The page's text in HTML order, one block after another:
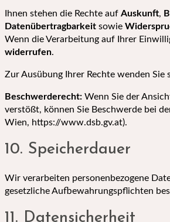
Ihnen stehen die Rechte auf Auskunft,
Datenübertragbarkeit sowie
Wenn die Verarbeitung auf Ihrer
widerrufen.
Zur Ausübung Ihrer Rechte wenden
Beschwerderecht: Wenn Sie der
verstößt, können Sie Beschwerde bei
Wien, https://www.dsb.gv.at).
10. Speicherdauer
Wir verarbeiten personenbezogene
gesetzliche Aufbewahrungspflichten
11. Datensicherheit